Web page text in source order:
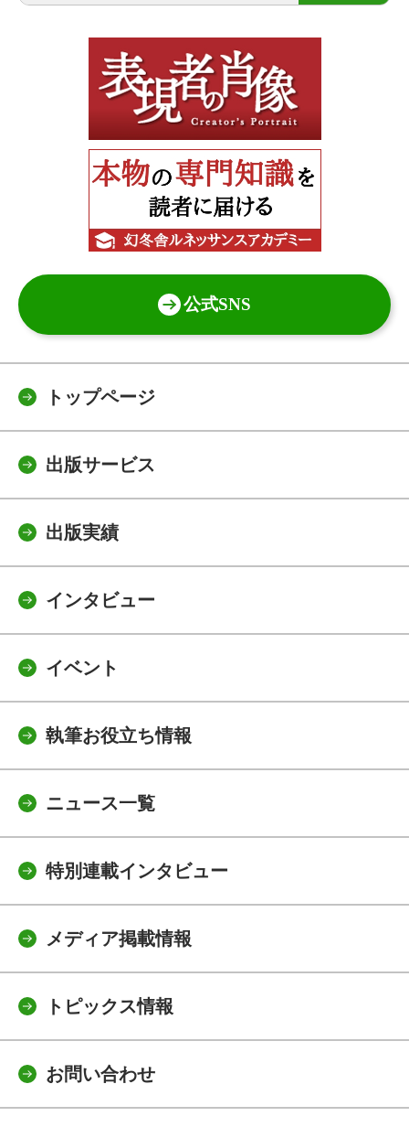
公式SNS
トップページ
出版サービス
出版実績
インタビュー
イベント
執筆お役立ち情報
ニュース一覧
特別連載インタビュー
メディア掲載情報
トピックス情報
お問い合わせ